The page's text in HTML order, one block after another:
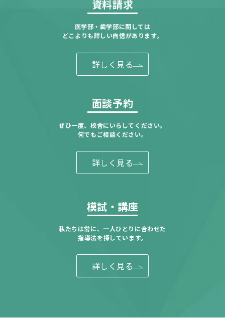
資料請求
医学部・歯学部に関しては
どこよりも詳しい自信があります。
詳しく見る
面談予約
ぜひ一度、校舎にいらしてください。
何でもご相談ください。
詳しく見る
模試・講座
私たちは常に、一人ひとりに合わせた
指導法を探しています。
詳しく見る